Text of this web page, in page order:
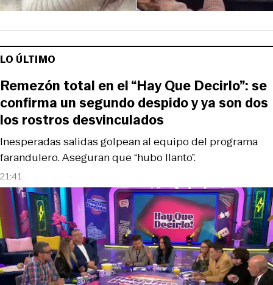
LO ÚLTIMO
21:41
Inesperadas salidas golpean al equipo del programa
farandulero. Aseguran que “hubo llanto”.
Remezón total en el “Hay Que Decirlo”: se
confirma un segundo despido y ya son dos
los rostros desvinculados